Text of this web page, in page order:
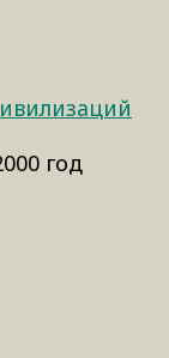
год